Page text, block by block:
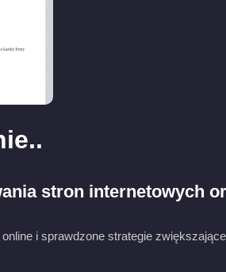
stron internetowych
i sprawdzone strategie zwiększające